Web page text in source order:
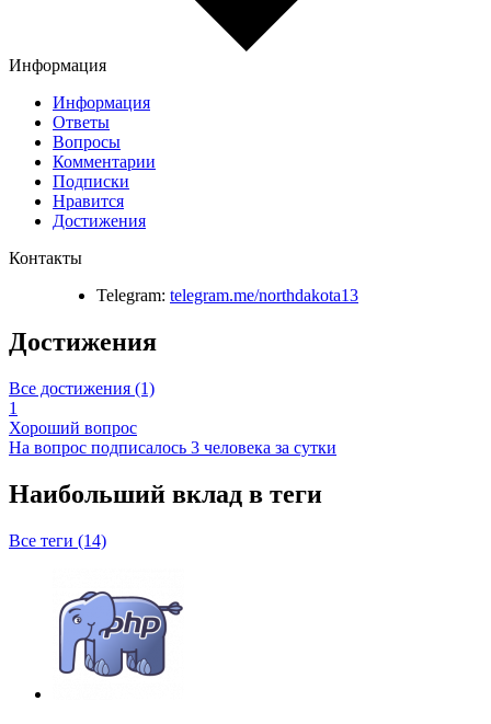
Информация
Информация
Ответы
Вопросы
Комментарии
Подписки
Нравится
Достижения
Контакты
Telegram: telegram.me/northdakota13
Достижения
Все достижения (1)
1
Хороший вопрос
На вопрос подписалось 3 человека за сутки
Наибольший вклад в теги
Все теги (14)